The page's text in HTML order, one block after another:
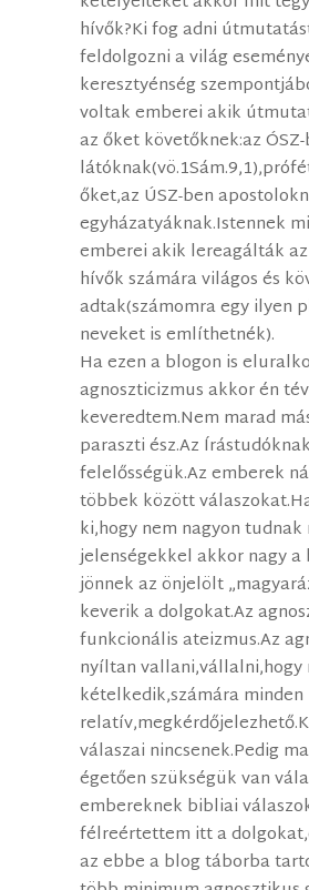
hívők?Ki fog adni
feldolgozni a világ
keresztyénség
voltak emberei akik
az őket követőknek:az
őket,az ÚSZ-ben
egyházatyáknak.Istennek
emberei akik lereagálták
hívők számára világos és
adtak(számomra egy ilyen
neveket is említhetnék).
Ha ezen a blogon is
agnoszticizmus akkor én
keveredtem.Nem marad
paraszti ész.Az
felelősségük.Az emberek
többek között
ki,hogy nem nagyon
jelenségekkel akkor nagy a
jönnek az önjelölt
keverik a dolgokat.Az
funkcionális ateizmus.Az
nyíltan vallani,vállalni,hogy
kételkedik,számára minden
válaszai nincsenek.Pedig
égetően szükségük van
embereknek bibliai
félreértettem itt a
az ebbe a blog táborba